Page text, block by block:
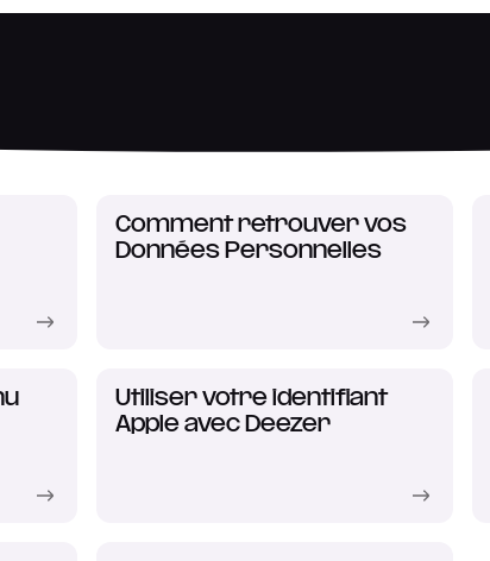
Comment retrouver vos
Données Personnelles
Utiliser votre identifiant
Apple avec Deezer